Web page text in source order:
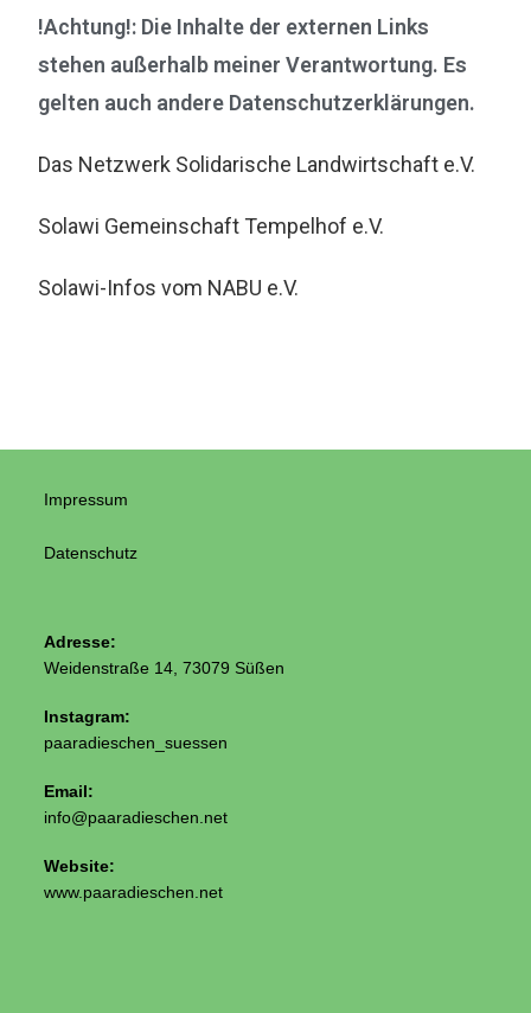
!Achtung!: Die Inhalte der externen Links
stehen außerhalb meiner Verantwortung. Es
gelten auch andere Datenschutzerklärungen.
Das Netzwerk Solidarische Landwirtschaft e.V.
Solawi Gemeinschaft Tempelhof e.V.
Solawi-Infos vom NABU e.V.
Impressum
Datenschutz
Adresse:
Weidenstraße 14, 73079 Süßen
Instagram:
paaradieschen_suessen
Email:
info@paaradieschen.net
Website:
www.paaradieschen.net